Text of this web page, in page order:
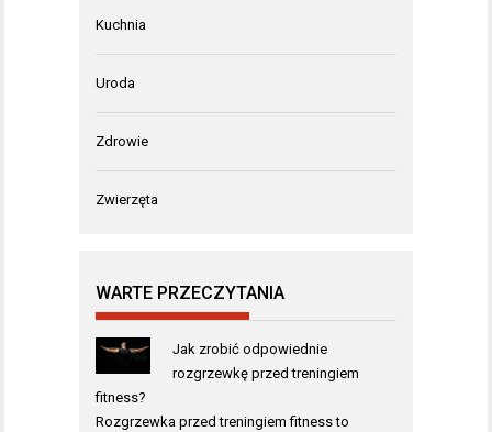
Kuchnia
Uroda
Zdrowie
Zwierzęta
WARTE PRZECZYTANIA
Jak zrobić odpowiednie
rozgrzewkę przed treningiem
fitness?
Rozgrzewka przed treningiem fitness to